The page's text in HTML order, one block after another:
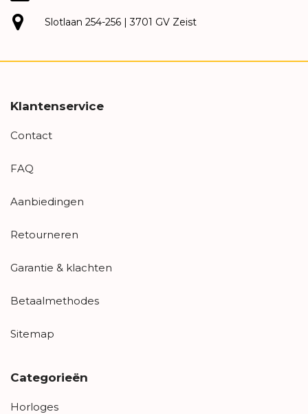
Slotlaan 254-256 | 3701 GV Zeist
Klantenservice
Contact
FAQ
Aanbiedingen
Retourneren
Garantie & klachten
Betaalmethodes
Sitemap
Categorieën
Horloges